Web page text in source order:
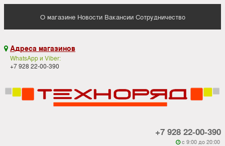
О магазине Новости Вакансии Сотрудничество
 Адреса магазинов
WhatsApp и Viber:
+7 928 22-00-390
+7 928 22-00-390
 c 9:00 до 20:00